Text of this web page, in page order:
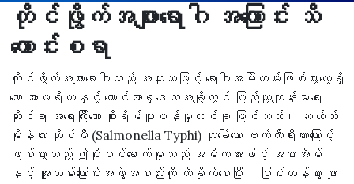
တိုင်ဖွိုက်အဖျားရောဂါ အကြောင်း သိ
ကောင်းစရာ
တိုင်ဖွိုက်အဖျားရောဂါသည် အထူးသဖြင့် ရောဂါအမြဲတမ်းဖြစ်ပွားလေ့ရှိ
သော အာဖရိကနှင့် တောင်အာရှဒေသအချို့တွင် ပြည်သူ့ကျန်းမာရေး
ဆိုင်ရာ အရေးကြီးသော စိုးရိမ်ပူပန်မှုတစ်ခု ဖြစ်သည်။ ဆယ်လ်
မိုနဲလား တိုင်ဖီ (Salmonella Typhi) ဟုခေါ်သော ဗက်တီးရီးယားကြောင့်
ဖြစ်ပွားသည့် ဤပိုးဝင်ရောက်မှုသည် အဓိကအားဖြင့် အစာအိမ်
နှင့် အူလမ်းကြောင်းအဖွဲ့အစည်းကို ထိခိုက်စေပြီး၊ ပြင်းထန်စွာ ဖျား